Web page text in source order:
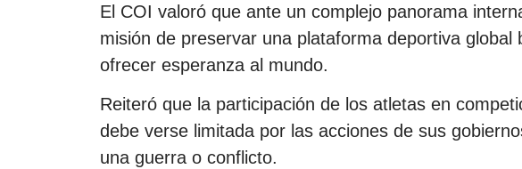
El COI valoró que ante un complejo panorama
misión de preservar una plataforma deportiva global
ofrecer esperanza al mundo.
Reiteró que la participación de los atletas en
debe verse limitada por las acciones de sus
una guerra o conflicto.